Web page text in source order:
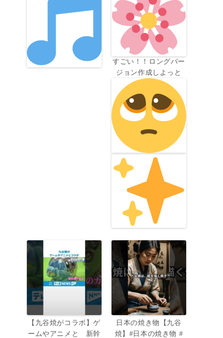
すごい！！ロングバー
ジョン作成しよっと
【九谷焼がコラボ】ゲ
ームやアニメと 新幹
日本の焼き物【九谷
焼】#日本の焼き物 #